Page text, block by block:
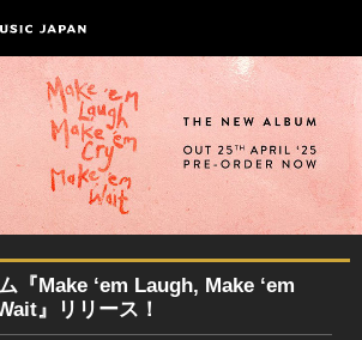
『Make ‘em Laugh, Make ‘em
』リリース！